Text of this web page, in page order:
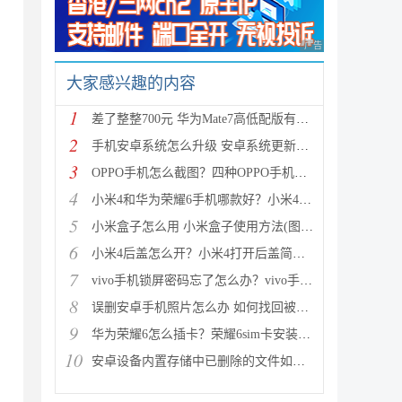
广告 商业广告，理性
大家感兴趣的内容
1 差了整整700元 华为Mate7高低配版有什么区别?
2 手机安卓系统怎么升级 安卓系统更新升级的三种方法介
3 OPPO手机怎么截图？四种OPPO手机截屏方法介绍
4 小米4和华为荣耀6手机哪款好？小米4与荣耀6全方面区别
5 小米盒子怎么用 小米盒子使用方法(图文详解)
6 小米4后盖怎么开？小米4打开后盖简单方法
7 vivo手机锁屏密码忘了怎么办？vivo手机强制解锁的三种
8 误删安卓手机照片怎么办 如何找回被删的图片
9 华为荣耀6怎么插卡？荣耀6sim卡安装方法步骤图文详解
10 安卓设备内置存储中已删除的文件如何恢复